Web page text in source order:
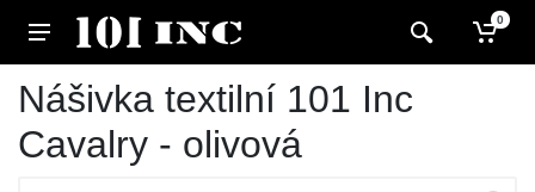
0
Nášivka textilní 101 Inc
Cavalry - olivová